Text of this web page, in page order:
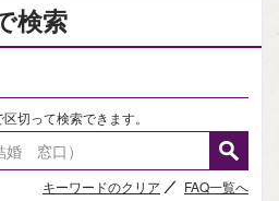
検索
切って検索できます。
キーワードのクリア FAQ一覧へ